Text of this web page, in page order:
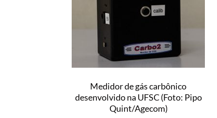
Medidor de gás carbônico
desenvolvido na UFSC (Foto: Pipo
Quint/Agecom)